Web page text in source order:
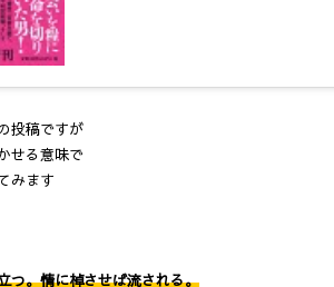
投稿ですが
せる意味で
みます
つ。情に棹させば流される。